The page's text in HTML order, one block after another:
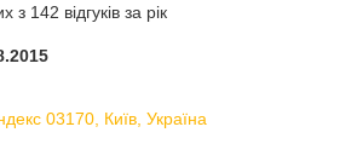
з 142 відгуків за рік
03170, Київ, Україна